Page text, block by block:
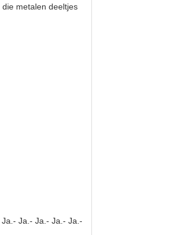
metalen deeltjes
Ja.- Ja.- Ja.- Ja.-